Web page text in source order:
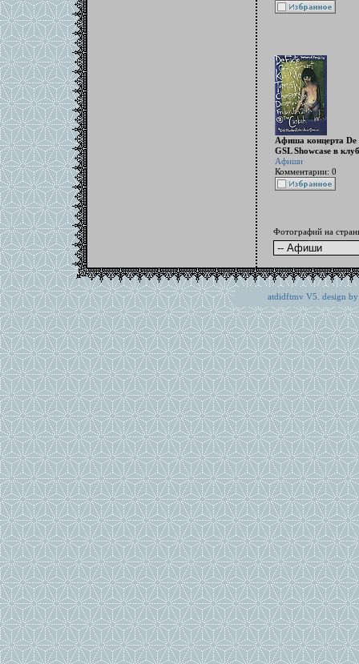
Афиша концерта De
GSL Showcase в
Афиши
Комментарии: 0
Фотографий на
atdidftmv V5. design